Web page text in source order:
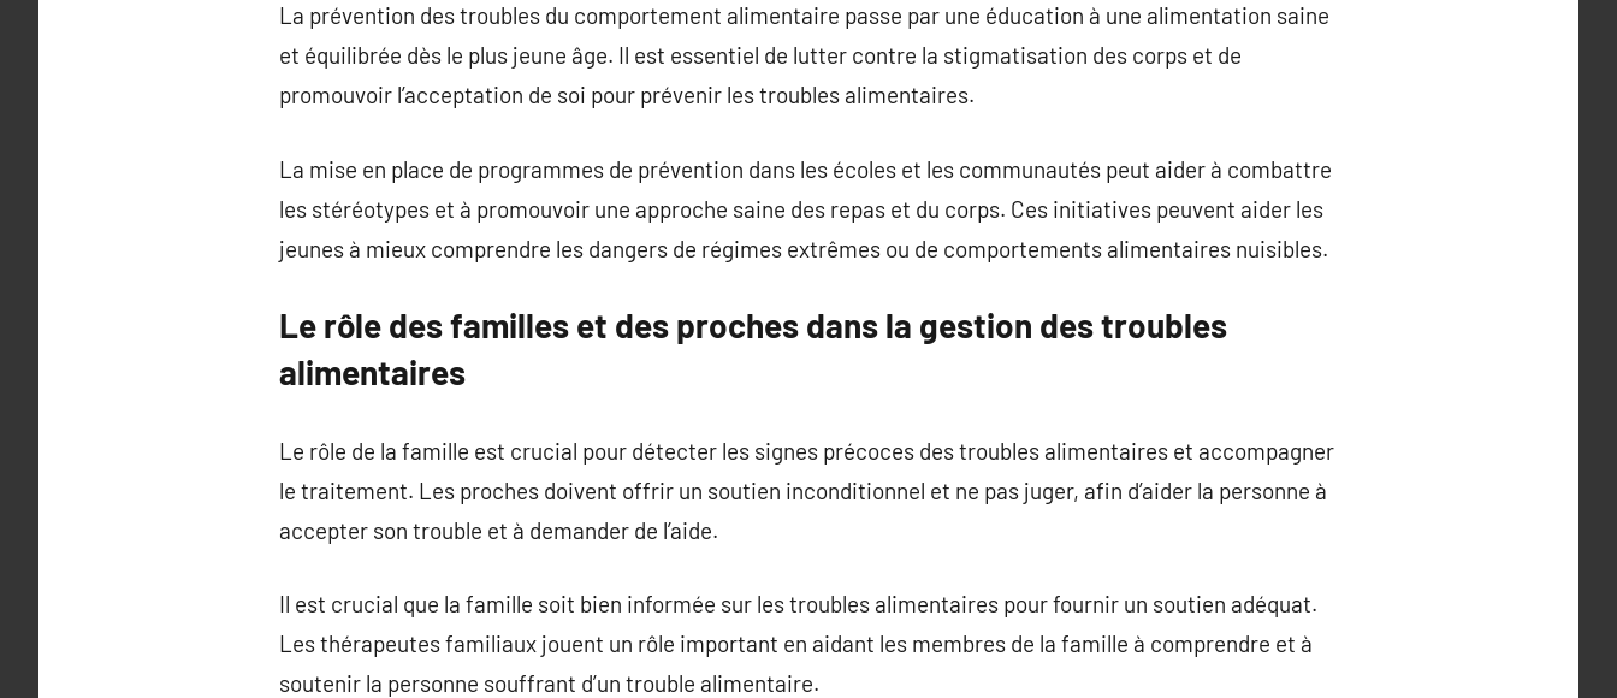
La prévention des troubles du comportement alimentaire passe par une éducation à une alimentation saine
et équilibrée dès le plus jeune âge. Il est essentiel de lutter contre la stigmatisation des corps et de
promouvoir l’acceptation de soi pour prévenir les troubles alimentaires.
La mise en place de programmes de prévention dans les écoles et les communautés peut aider à combattre
les stéréotypes et à promouvoir une approche saine des repas et du corps. Ces initiatives peuvent aider les
jeunes à mieux comprendre les dangers de régimes extrêmes ou de comportements alimentaires nuisibles.
Le rôle des familles et des proches dans la gestion des troubles
alimentaires
Le rôle de la famille est crucial pour détecter les signes précoces des troubles alimentaires et accompagner
le traitement. Les proches doivent offrir un soutien inconditionnel et ne pas juger, afin d’aider la personne à
accepter son trouble et à demander de l’aide.
Il est crucial que la famille soit bien informée sur les troubles alimentaires pour fournir un soutien adéquat.
Les thérapeutes familiaux jouent un rôle important en aidant les membres de la famille à comprendre et à
soutenir la personne souffrant d’un trouble alimentaire.